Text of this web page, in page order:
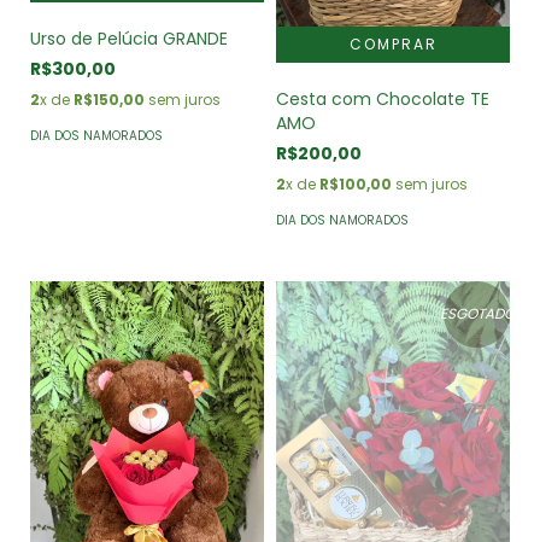
Urso de Pelúcia GRANDE
R$300,00
2x de R$150,00 sem juros
DIA DOS NAMORADOS
Cesta com Chocolate TE
AMO
R$200,00
2x de R$100,00 sem juros
DIA DOS NAMORADOS
ESGOTADO